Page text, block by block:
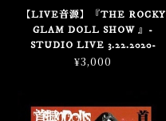
【LIVE音源】『THE ROCKY
GLAM DOLL SHOW 』-
STUDIO LIVE 3.22.2020-
¥3,000